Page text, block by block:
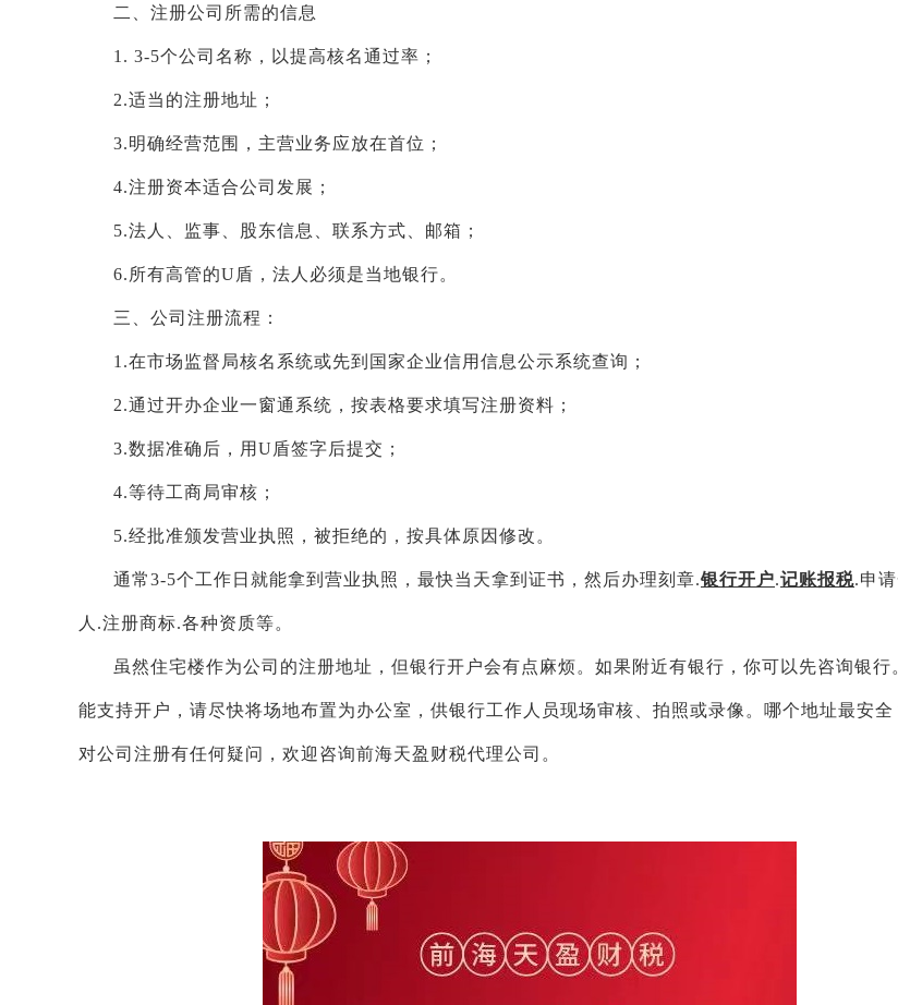
二、注册公司所需的信息
1. 3-5个公司名称，以提高核名通过率；
2.适当的注册地址；
3.明确经营范围，主营业务应放在首位；
4.注册资本适合公司发展；
5.法人、 监事、股东信息、联系方式、邮箱；
6.所有高管的U盾，法人必须是当地银行。
三、公司注册流程：
1.在市场监督局核名系统或先到国家企业信用信息公示系统查询；
2.通过开办企业一窗通系统，按表格要求填写注册资料；
3.数据准确后，用U盾签字后提交；
4.等待工商局审核；
5.经批准颁发营业执照，被拒绝的，按具体原因修改。
通常3-5个工作日就能拿到营业执照，最快当天拿到证书，然后办理刻章.银行开户.记账报税.申
人.注册商标.各种资质等。
虽然住宅楼作为公司的注册地址，但银行开户会有点麻烦。如果附近有银行，你可以先咨询银行
能支持开户，请尽快将场地布置为办公室，供银行工作人员现场审核、拍照或录像。哪个地址最安全
对公司注册有任何疑问，欢迎咨询前海天盈财税代理公司。